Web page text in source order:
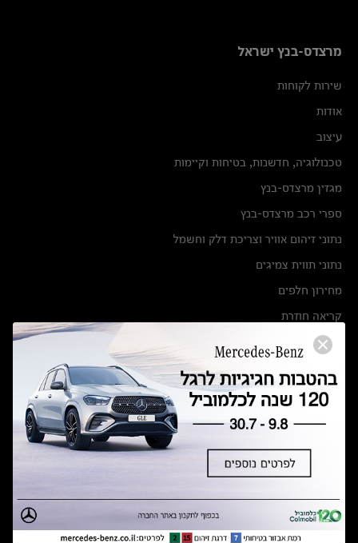
מרצדס-בנץ ישראל
שירות לקוחות
אודות
עיצוב
טכנולוגיה, חדשנות, בטיחות וקיימות
מגזין מרצדס-בנץ
ספרי רכב מרצדס-בנץ
נתוני זיהום אוויר וצריכת דלק וחשמל
נתוני תווית צמיגים
מחירון חלפים
קריאה חוזרת
הודעה על הטבות לרכבי מרצדס בהסדר פשרה בתצ 56447-02-19
תקנון ימי מכירות 120 לכלמוביל
מצאו אותנו
אולמות תצוגה
מרכזי שירות